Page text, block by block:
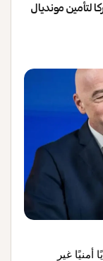
لتأمين مونديال
أمنيًا غير